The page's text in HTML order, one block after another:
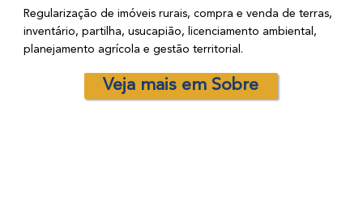
Regularização de imóveis rurais, compra e venda de terras,
inventário, partilha, usucapião, licenciamento ambiental,
planejamento agrícola e gestão territorial.
Veja mais em Sobre